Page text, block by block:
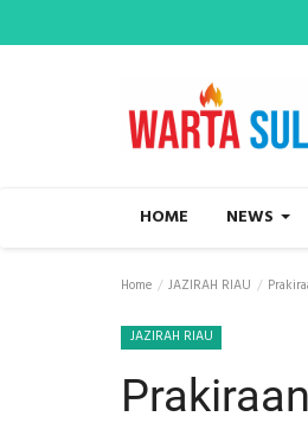
HOME NEWS
Home JAZIRAH RIAU
JAZIRAH RIAU